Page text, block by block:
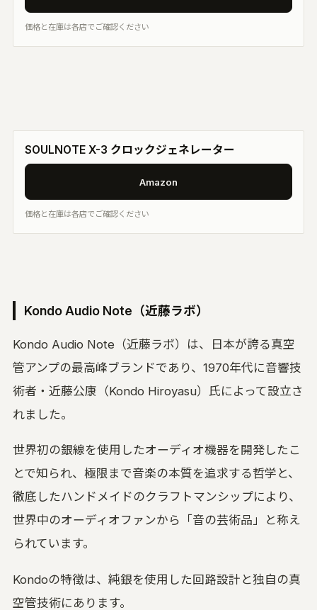
価格と在庫は各店でご確認ください
SOULNOTE X-3 クロックジェネレーター
Amazon
価格と在庫は各店でご確認ください
Kondo Audio Note（近藤ラボ）
Kondo Audio Note（近藤ラボ）は、日本が誇る真空
管アンプの最高峰ブランドであり、1970年代に音響技
術者・近藤公康（Kondo Hiroyasu）氏によって設立さ
れました。
世界初の銀線を使用したオーディオ機器を開発したこ
とで知られ、極限まで音楽の本質を追求する哲学と、
徹底したハンドメイドのクラフトマンシップにより、
世界中のオーディオファンから「音の芸術品」と称え
られています。
Kondoの特徴は、純銀を使用した回路設計と独自の真
空管技術にあります。